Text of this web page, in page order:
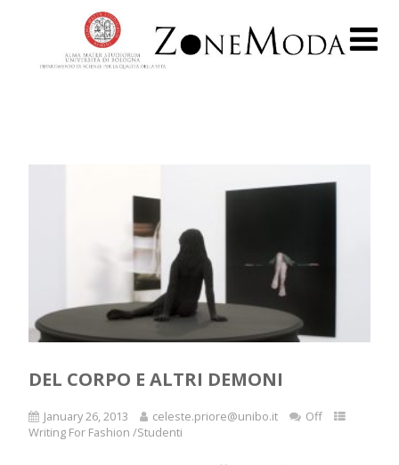
DEL CORPO E ALTRI DEMONI
January 26, 2013 celeste.priore@unibo.it
Off
Writing For Fashion /Studenti